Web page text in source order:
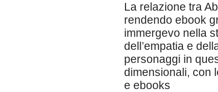
La relazione tra
rendendo ebook
immergevo nella
dell’empatia e
personaggi in
dimensionali, con
e ebooks